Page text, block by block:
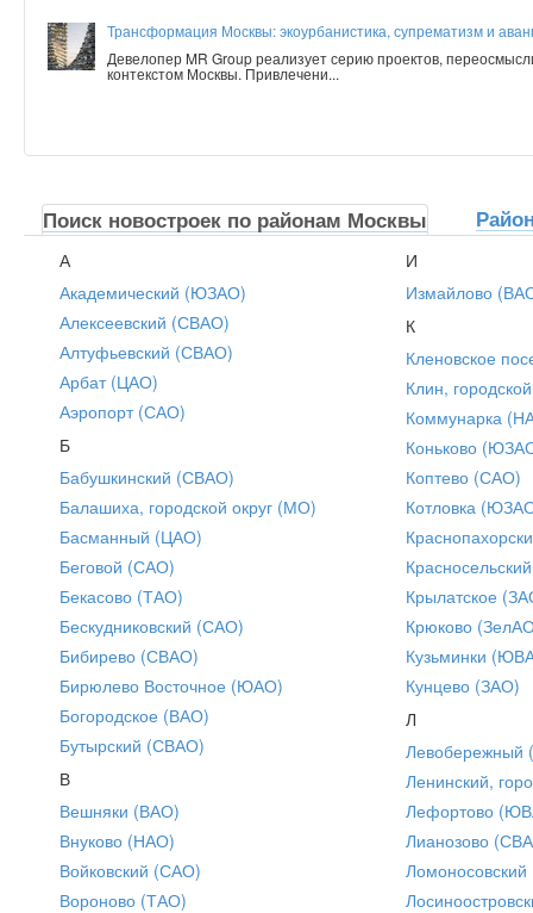
Трансформация Москвы: экоурбанистика, супрематизм и
Девелопер MR Group реализует серию проектов,
контекстом Москвы. Привлечени...
Поиск новостроек по районам Москвы
А
Академический (ЮЗАО)
Алексеевский (СВАО)
Алтуфьевский (СВАО)
Арбат (ЦАО)
Аэропорт (САО)
Б
Бабушкинский (СВАО)
Балашиха, городской округ (МО)
Басманный (ЦАО)
Беговой (САО)
Бекасово (ТАО)
Бескудниковский (САО)
Бибирево (СВАО)
Бирюлево Восточное (ЮАО)
Богородское (ВАО)
Бутырский (СВАО)
В
Вешняки (ВАО)
Внуково (НАО)
Войковский (САО)
Вороново (ТАО)
И
Измайлово
К
Кленовское
Клин,
Коммунарка
Коньково
Коптево (САО)
Котловка
Крылатское
Крюково
Кузьминки
Кунцево (ЗАО)
Л
Ленинский,
Лефортово
Лианозово